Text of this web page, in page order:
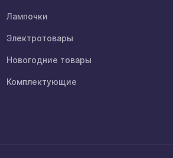
Лампочки
Электротовары
Новогодние товары
Комплектующие